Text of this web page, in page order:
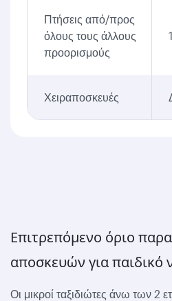
Πτήσεις από/προς
όλους τους άλλους
προορισμούς
Χειραποσκευές
Επιτρεπόμενο όριο
αποσκευών για παιδικό
Οι μικροί ταξιδιώτες άνω των 2